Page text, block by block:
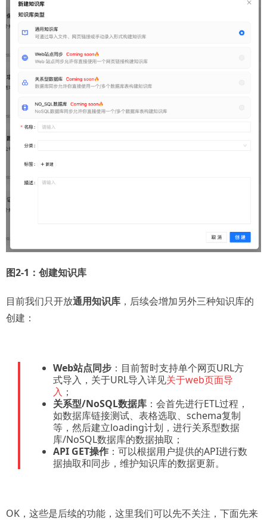
图2-1：创建知识库
目前我们只开放通用知识库 ，后续会增加另外三种知识库的
创建：
Web站点同步 ：目前暂时支持单个网页URL方
式导入，关于URL导入详见关于web页面导
入 ；
关系型/NoSQL数据库 ：会首先进行ETL过程，
如数据库链接测试、表格选取、schema复制
等，然后建立loading计划，进行关系型数据
库/NoSQL数据库的数据抽取；
API GET操作 ：可以根据用户提供的API进行数
据抽取和同步，维护知识库的数据更新。
OK，这些是后续的功能，这里我们可以先不关注，下面先来